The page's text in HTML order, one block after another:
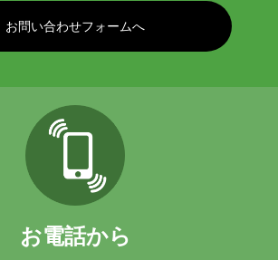
お問い合わせフォームへ
お電話から